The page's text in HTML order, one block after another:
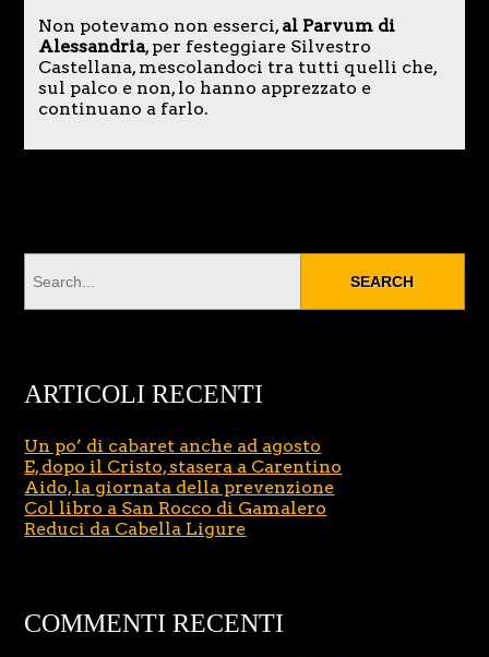
Non potevamo non esserci,al Parvum di
Alessandria, per festeggiare Silvestro
Castellana, mescolandoci tra tutti quelli che,
sul palco e non, lo hanno apprezzato e
continuano a farlo.
ARTICOLI RECENTI
Un po’ di cabaret anche ad agosto
E, dopo il Cristo, stasera a Carentino
Aido, la giornata della prevenzione
Col libro a San Rocco di Gamalero
Reduci da Cabella Ligure
COMMENTI RECENTI